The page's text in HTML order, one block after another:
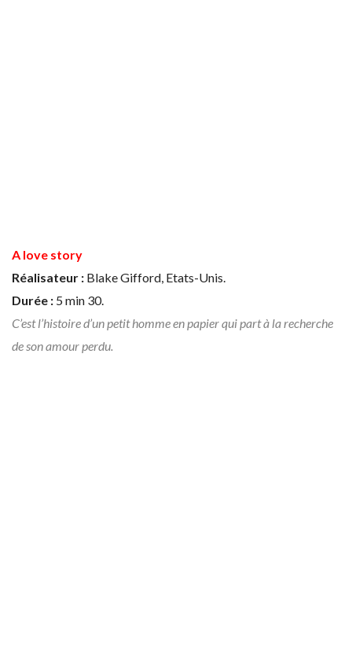
A love story
Réalisateur : Blake Gifford, Etats-Unis.
Durée : 5 min 30.
C’est l’histoire d’un petit homme en papier qui part à la recherche
de son amour perdu.